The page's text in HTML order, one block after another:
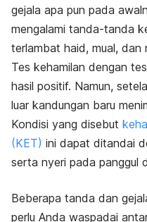
gejala apa pun pada
mengalami tanda-tanda
terlambat haid, mual, dan
Tes kehamilan dengan
hasil positif. Namun,
luar kandungan baru
Kondisi yang disebut
(KET) ini dapat ditandai
serta nyeri pada panggul
Beberapa tanda dan
perlu Anda waspadai